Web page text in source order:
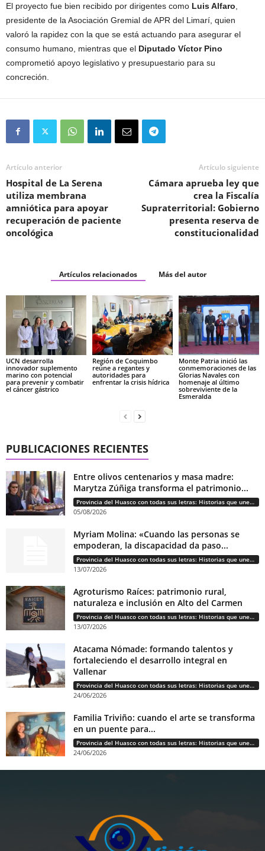
El proyecto fue bien recibido por dirigentes como Luis Alfaro
presidente de la Asociación Gremial de APR del Limarí, quien
valoró la rapidez con la que se está actuando para asegurar el
consumo humano, mientras que el Diputado Víctor Pino
comprometió apoyo legislativo y presupuestario para su
concreción.
Artículo anterior
Hospital de La Serena
utiliza membrana
amniótica para apoyar
recuperación de paciente
oncológica
Artículo siguiente
Cámara aprueba ley que
crea la Fiscalía
Supraterritorial: Gobierno
presenta reserva de
constitucionalidad
Artículos relacionados Más del autor
UCN desarrolla
innovador suplemento
marino con potencial
para prevenir y combatir
el cáncer gástrico
Región de Coquimbo
reúne a regantes y
autoridades para
enfrentar la crisis hídrica
Monte Patria inició las
conmemoraciones de las
Glorias Navales con
homenaje al último
sobreviviente de la
Esmeralda
PUBLICACIONES RECIENTES
Entre olivos centenarios y masa madre:
Marytza Zúñiga transforma el patrimonio...
Provincia del Huasco con todas sus letras: Historias que unen cultura, diversidad e identidad
05/08/2026
Myriam Molina: «Cuando las personas se
empoderan, la discapacidad da paso...
Provincia del Huasco con todas sus letras: Historias que unen cultura, diversidad e identidad
13/07/2026
Agroturismo Raíces: patrimonio rural,
naturaleza e inclusión en Alto del Carmen
Provincia del Huasco con todas sus letras: Historias que unen cultura, diversidad e identidad
13/07/2026
Atacama Nómade: formando talentos y
fortaleciendo el desarrollo integral en
Vallenar
Provincia del Huasco con todas sus letras: Historias que unen cultura, diversidad e identidad
24/06/2026
Familia Triviño: cuando el arte se transforma
en un puente para...
Provincia del Huasco con todas sus letras: Historias que unen cultura, diversidad e identidad
24/06/2026